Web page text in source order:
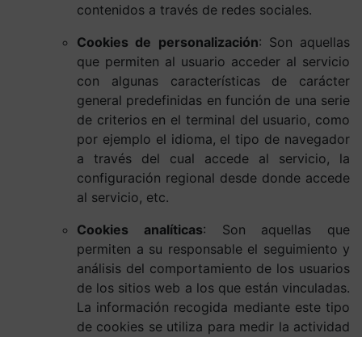
contenidos a través de redes sociales.
Cookies de personalización: Son aquellas
que permiten al usuario acceder al servicio
con algunas características de carácter
general predefinidas en función de una serie
de criterios en el terminal del usuario, como
por ejemplo el idioma, el tipo de navegador
a través del cual accede al servicio, la
configuración regional desde donde accede
al servicio, etc.
Cookies analíticas: Son aquellas que
permiten a su responsable el seguimiento y
análisis del comportamiento de los usuarios
de los sitios web a los que están vinculadas.
La información recogida mediante este tipo
de cookies se utiliza para medir la actividad